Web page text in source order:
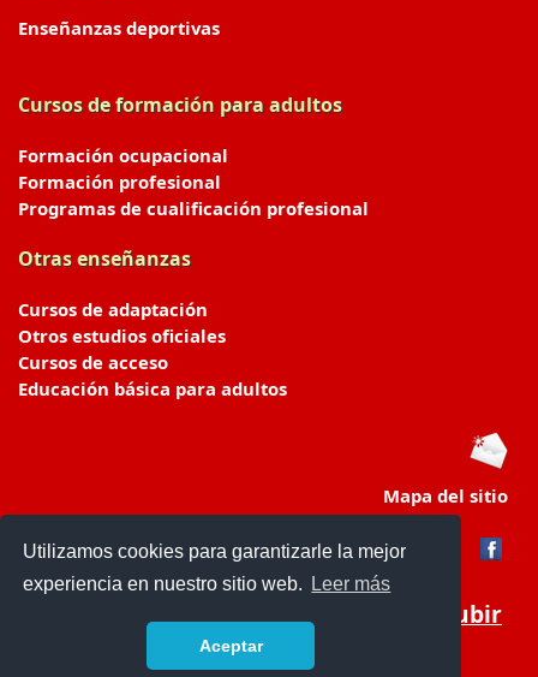
Utilizamos cookies para garantizarle la mejor
experiencia en nuestro sitio web.
Leer más
Aceptar
Enseñanzas deportivas
Cursos de formación para adultos
Formación ocupacional
Formación profesional
Programas de cualificación profesional
Otras enseñanzas
Cursos de adaptación
Otros estudios oficiales
Cursos de acceso
Educación básica para adultos
Mapa del sitio
Subir